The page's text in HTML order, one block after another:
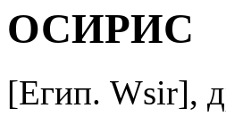
ОСИРИС
[Егип. Wsir],